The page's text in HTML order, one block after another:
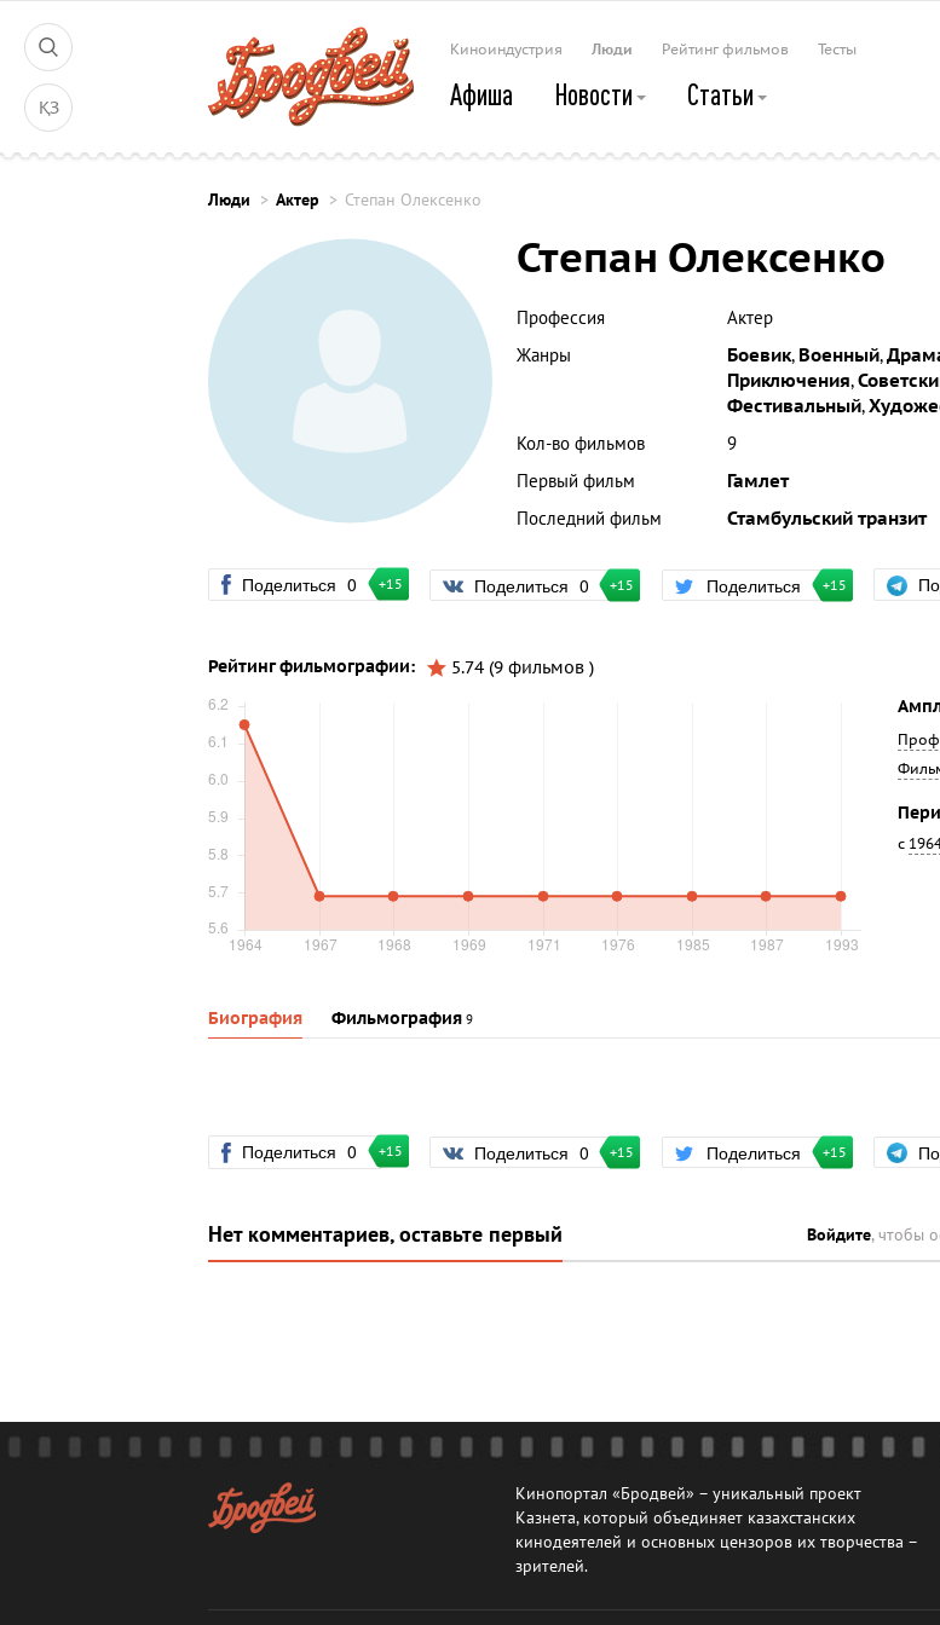
ҚЗ
Киноиндустрия Люди Рейтинг фильмов Тесты
Афиша Новости Статьи
Люди Актер Степан Олексенко
Степан Олексенко
Профессия
Актер
Жанры
Боевик, Военный,
Приключения,
Фестивальный,
Кол-во фильмов
9
Первый фильм
Гамлет
Последний фильм
Стамбульский транзит
Поделиться 0 +15 Поделиться 0 +15 Поделиться +15
Рейтинг фильмографии:
5.74 (9 фильмов )
с
Биография Фильмография 9
Поделиться 0 +15 Поделиться 0 +15 Поделиться +15
Нет комментариев, оставьте первый Войдите, чтобы
Кинопортал «Бродвей» – уникальный проект
Казнета, который объединяет казахстанских
кинодеятелей и основных цензоров их творчества –
зрителей.